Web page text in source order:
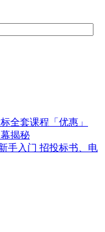
全套课程「优惠」
揭秘
招投标书、电